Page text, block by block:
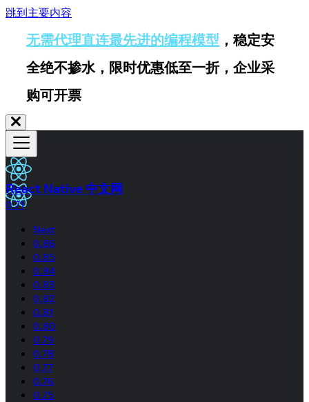
跳到主要内容
无需代理直连最先进的编程模型 ，稳定安
全绝不掺水，限时优惠低至一折，企业采
购可开票
React Native 中文网
0.71
Next
0.86
0.85
0.84
0.83
0.82
0.81
0.80
0.79
0.78
0.77
0.76
0.75